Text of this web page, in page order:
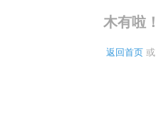
木有啦！
返回首页 或